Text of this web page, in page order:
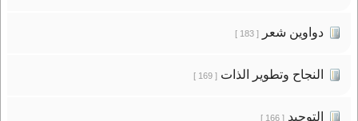
دواوين شعر[ 183 ]
النجاح وتطوير الذات[ 169 ]
التوحيد[ 166 ]